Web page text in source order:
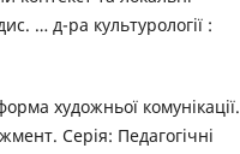
… д-ра культурології :
художньої комунікації.
Серія: Педагогічні